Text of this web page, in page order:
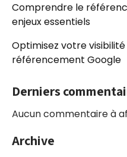
Comprendre le
enjeux essentiels
Optimisez votre
référencement Google
Derniers
Aucun commentaire à
Archive